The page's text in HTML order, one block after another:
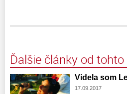
Ďalšie články od
Videla som
17.09.2017